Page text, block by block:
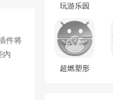
件将
内
玩游乐园
超燃塑形